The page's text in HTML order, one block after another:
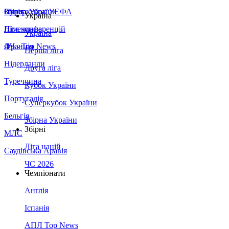
Збірна України
Італія
Німеччина
Франція
Нідерланди
Туреччина
Португалія
Бельгія
МЛС
Саудівська Аравія
Суперкубок УЄФА
Ліга конференцій
ЛЧ - Top News
Україна
Україна
Перша ліга
Друга ліга
Кубок України
Суперкубок України
Збірна України
Збірні
Ліга націй
ЧС 2026
Чемпіонати
Англія
Іспанія
АПЛ Top News